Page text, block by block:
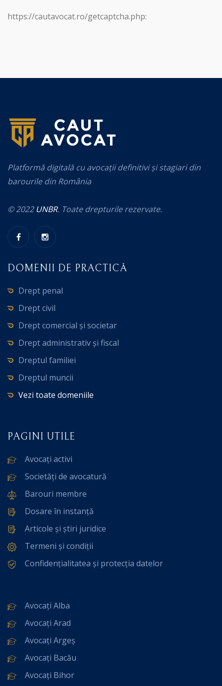
https://cautavocat.ro/getcaptcha.php:
Platformă digitală cu avocații definitivi și stagiari din
barourile din România
© 2022 UNBR. Toate drepturile rezervate.
DOMENII DE PRACTICĂ
Drept penal
Drept civil
Drept comercial și societar
Drept administrativ și fiscal
Dreptul familiei
Dreptul muncii
Vezi toate domeniile
PAGINI UTILE
Avocați activi
Societăți de avocatură
Barouri membre
Dosare în instanță
Articole și știri juridice
Termeni și condiții
Confidențialitatea și protecția datelor
Avocați Alba
Avocați Arad
Avocați Argeș
Avocați Bacău
Avocați Bihor